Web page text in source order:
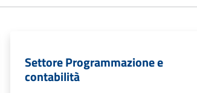
Settore Programmazione e
contabilità